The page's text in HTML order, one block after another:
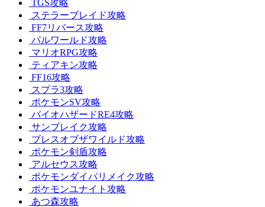
TGS攻略
ステラーブレイド攻略
FF7リバース攻略
パルワールド攻略
マリオRPG攻略
ティアキン攻略
FF16攻略
スプラ3攻略
ポケモンSV攻略
バイオハザードRE4攻略
サンブレイク攻略
ブレスオブザワイルド攻略
ポケモン剣盾攻略
アルセウス攻略
ポケモンダイパリメイク攻略
ポケモンユナイト攻略
あつ森攻略